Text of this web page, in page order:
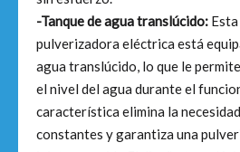
-Tanque de agua translúcido:
pulverizadora eléctrica está
agua translúcido, lo que le
el nivel del agua durante el
característica elimina la
constantes y garantiza una